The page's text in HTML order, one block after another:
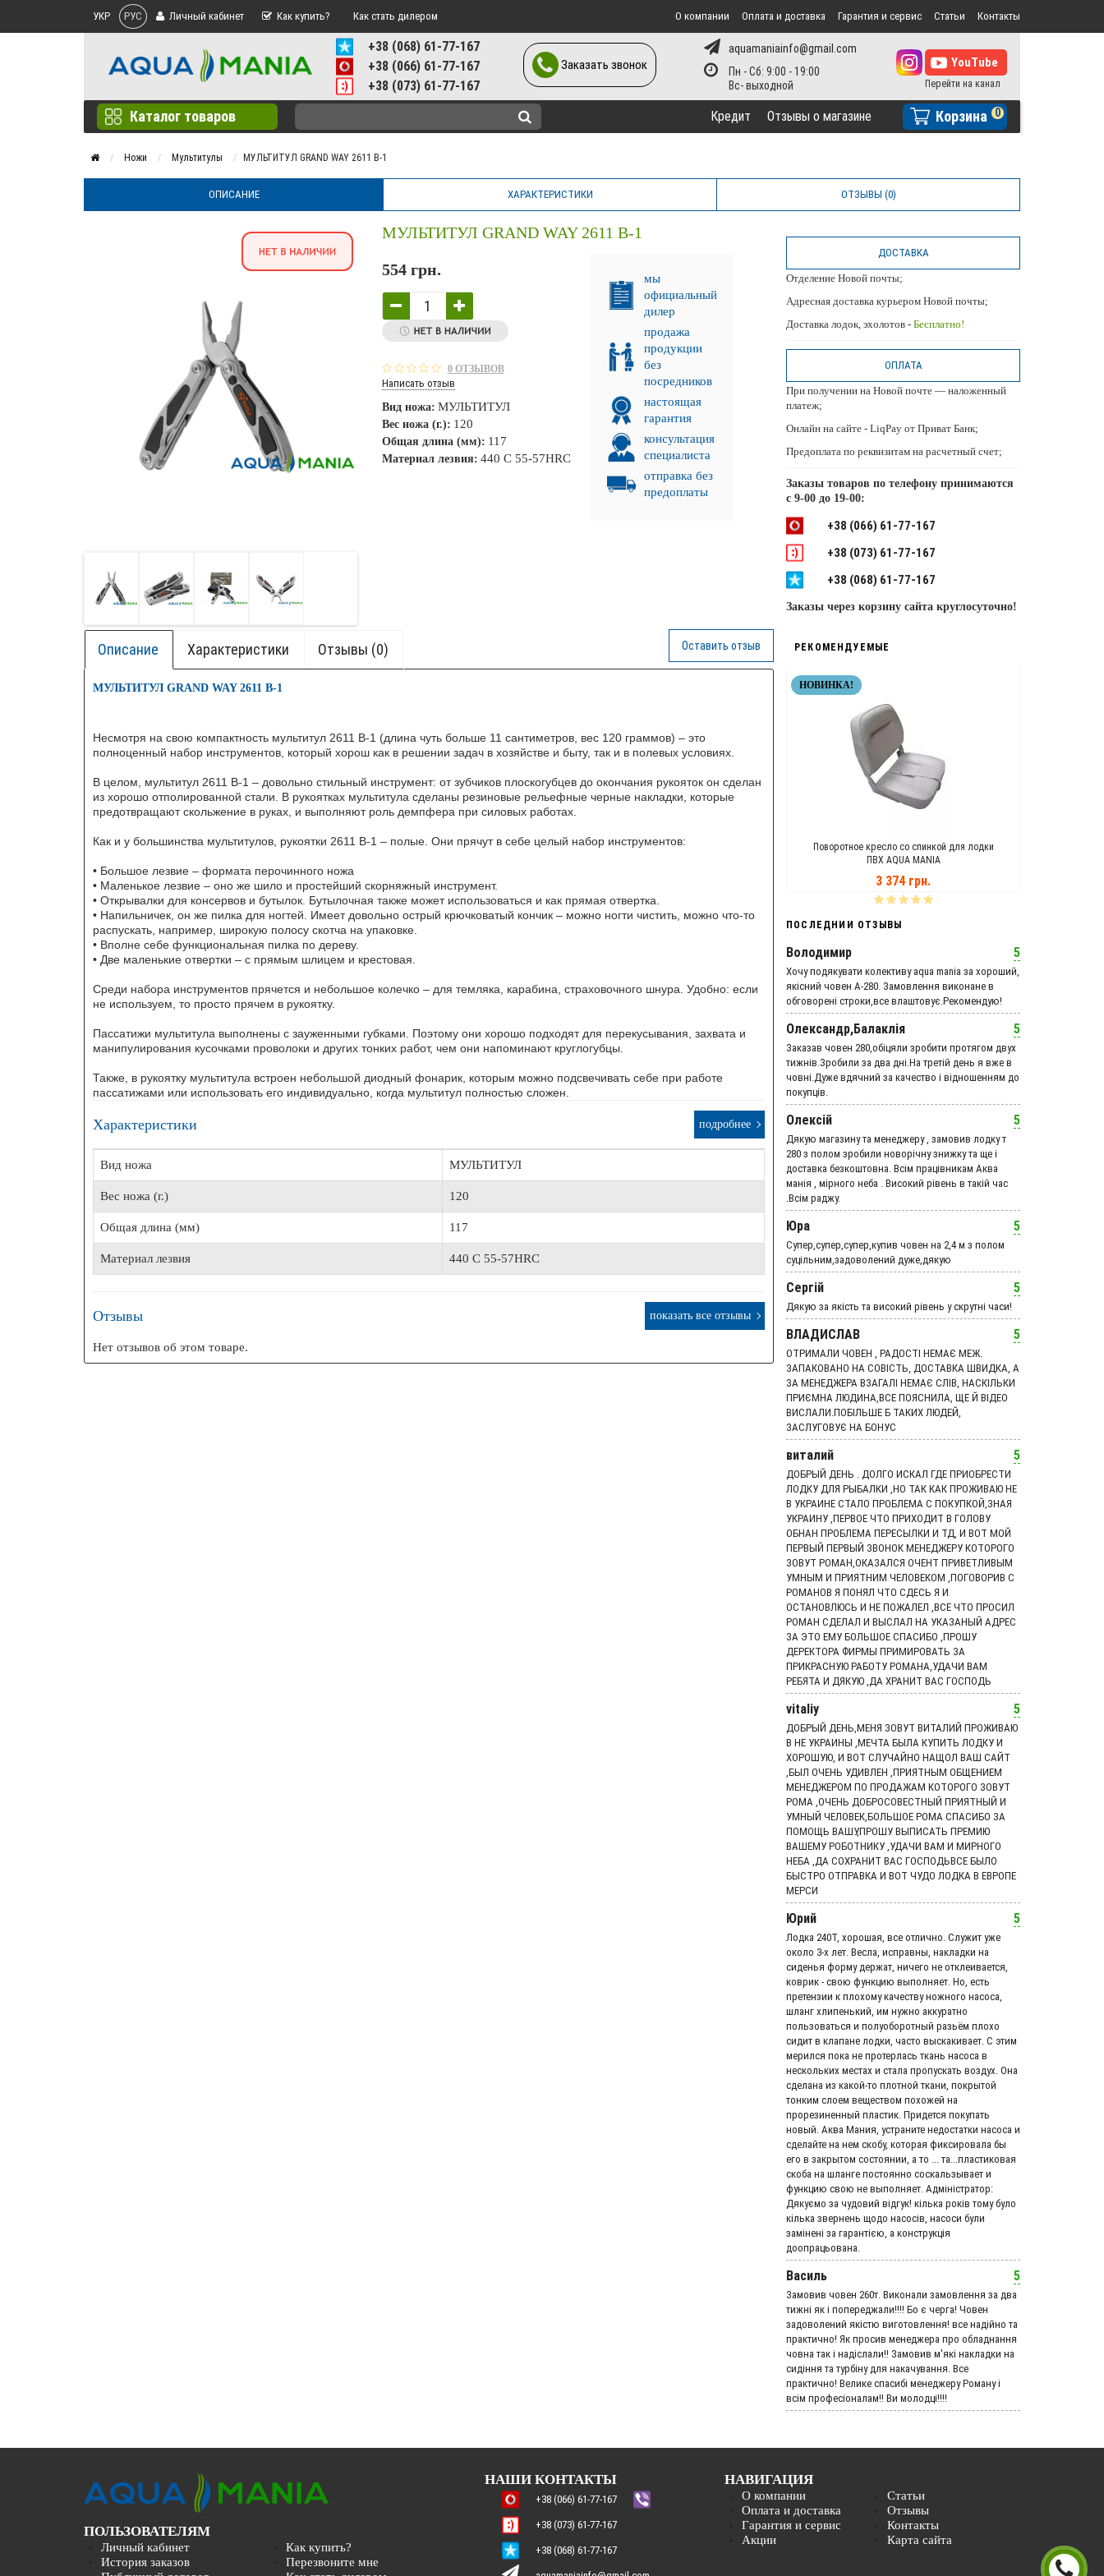
УКР РУС Личный кабинет Как купить? Как стать дилером О компании Оплата и доставка Гарантия и сервис Статьи Контакты
+38 (068) 61-77-167
+38 (066) 61-77-167
+38 (073) 61-77-167
Заказать звонок
aquamaniainfo@gmail.com
Пн - Сб: 9:00 - 19:00
Корзина 0
Кредит Отзывы о магазине
Каталог товаров
Ножи Мультитулы МУЛЬТИТУЛ GRAND WAY 2611 B-1
ОПИСАНИЕ ХАРАКТЕРИСТИКИ ОТЗЫВЫ (0)
МУЛЬТИТУЛ GRAND WAY 2611 B-1
554 грн.
0 ОТЗЫВОВ
Написать отзыв
Вид ножа: МУЛЬТИТУЛ
Вес ножа (г.): 120
Общая длина (мм): 117
Материал лезвия: 440 C 55-57HRC
мы
официальный
дилер
продажа
продукции
без
посредников
настоящая
гарантия
консультация
специалиста
отправка без
предоплаты
Оставить отзыв
Описание Характеристики Отзывы (0)
МУЛЬТИТУЛ GRAND WAY 2611 B-1
Несмотря на свою компактность мультитул 2611 B-1 (длина чуть больше 11 сантиметров, вес 120 граммов) – это
полноценный набор инструментов, который хорош как в решении задач в хозяйстве и быту, так и в полевых условиях.
В целом, мультитул 2611 B-1 – довольно стильный инструмент: от зубчиков плоскогубцев до окончания рукояток он сделан
из хорошо отполированной стали. В рукоятках мультитула сделаны резиновые рельефные черные накладки, которые
предотвращают скольжение в руках, и выполняют роль демпфера при силовых работах.
Как и у большинства мультитулов, рукоятки 2611 B-1 – полые. Они прячут в себе целый набор инструментов:
• Большое лезвие – формата перочинного ножа
• Маленькое лезвие – оно же шило и простейший скорняжный инструмент.
• Открывалки для консервов и бутылок. Бутылочная также может использоваться и как прямая отвертка.
• Напильничек, он же пилка для ногтей. Имеет довольно острый крючковатый кончик – можно ногти чистить, можно что-то
распускать, например, широкую полосу скотча на упаковке.
• Вполне себе функциональная пилка по дереву.
• Две маленькие отвертки – с прямым шлицем и крестовая.
Среди набора инструментов прячется и небольшое колечко – для темляка, карабина, страховочного шнура. Удобно: если
не используем, то просто прячем в рукоятку.
Пассатижи мультитула выполнены с зауженными губками. Поэтому они хорошо подходят для перекусывания, захвата и
манипулирования кусочками проволоки и других тонких работ, чем они напоминают круглогубцы.
Также, в рукоятку мультитула встроен небольшой диодный фонарик, которым можно подсвечивать себе при работе
пассатижами или использовать его индивидуально, когда мультитул полностью сложен.
Характеристики подробнее
Вид ножа МУЛЬТИТУЛ
Вес ножа (г.) 120
Общая длина (мм) 117
Материал лезвия 440 C 55-57HRC
Отзывы показать все отзывы
Нет отзывов об этом товаре.
ДОСТАВКА
Отделение Новой почты;
Адресная доставка курьером Новой почты;
Доставка лодок, эхолотов - Бесплатно!
ОПЛАТА
При получении на Новой почте — наложенный
платеж;
Онлайн на сайте - LiqPay от Приват Банк;
Предоплата по реквизитам на расчетный счет;
Заказы товаров по телефону принимаются
с 9-00 до 19-00:
+38 (066) 61-77-167
+38 (073) 61-77-167
+38 (068) 61-77-167
Заказы через корзину сайта круглосуточно!
РЕКОМЕНДУЕМЫЕ
БЕСПЛАТНАЯ ДОСТАВКА
Эхолот Lowrance Elite FS 9 с датчиком Active
65 520 грн.
Транспортировочный Тент AQUA MANIA
НОВИНКА!
Поворотное кресло со спинкой для лодки
ПВХ AQUA MANIA
3 374 грн.
ПОСЛЕДНИИ ОТЗЫВЫ
Володимир 5
Хочу подякувати колективу aqua mania за хороший,
якісний човен А-280. Замовлення виконане в
обговорені строки,все влаштовує.Рекомендую!
Олександр,Балаклія 5
Заказав човен 280,обіцяли зробити протягом двух
тижнів.Зробили за два дні.На третій день я вже в
човні.Дуже вдячний за качество і відношенням до
покупців.
Олексій 5
Дякую магазину та менеджеру , замовив лодку т
280 з полом зробили новорічну знижку та ще і
доставка безкоштовна. Всім працівникам Аква
манія , мірного неба . Високий рівень в такій час
.Всім раджу.
Юра 5
Супер,супер,супер,купив човен на 2,4 м з полом
суцільним,задоволений дуже,дякую
Сергій 5
Дякую за якість та високий рівень у скрутні часи!
ВЛАДИСЛАВ 5
ОТРИМАЛИ ЧОВЕН , РАДОСТІ НЕМАЄ МЕЖ.
ЗАПАКОВАНО НА СОВІСТЬ, ДОСТАВКА ШВИДКА, А
ЗА МЕНЕДЖЕРА ВЗАГАЛІ НЕМАЄ СЛІВ, НАСКІЛЬКИ
ПРИЄМНА ЛЮДИНА,ВСЕ ПОЯСНИЛА, ЩЕ Й ВІДЕО
ВИСЛАЛИ.ПОБІЛЬШЕ Б ТАКИХ ЛЮДЕЙ,
ЗАСЛУГОВУЄ НА БОНУС
виталий 5
ДОБРЫЙ ДЕНЬ . ДОЛГО ИСКАЛ ГДЕ ПРИОБРЕСТИ
ЛОДКУ ДЛЯ РЫБАЛКИ ,НО ТАК КАК ПРОЖИВАЮ НЕ
В УКРАИНЕ СТАЛО ПРОБЛЕМА С ПОКУПКОЙ,ЗНАЯ
УКРАИНУ ,ПЕРВОЕ ЧТО ПРИХОДИТ В ГОЛОВУ
ОБНАН ПРОБЛЕМА ПЕРЕСЫЛКИ И ТД, И ВОТ МОЙ
ПЕРВЫЙ ПЕРВЫЙ ЗВОНОК МЕНЕДЖЕРУ КОТОРОГО
ЗОВУТ РОМАН,ОКАЗАЛСЯ ОЧЕНТ ПРИВЕТЛИВЫМ
УМНЫМ И ПРИЯТНИМ ЧЕЛОВЕКОМ ,ПОГОВОРИВ С
РОМАНОВ Я ПОНЯЛ ЧТО СДЕСЬ Я И
ОСТАНОВЛЮСЬ И НЕ ПОЖАЛЕЛ ,ВСЕ ЧТО ПРОСИЛ
РОМАН СДЕЛАЛ И ВЫСЛАЛ НА УКАЗАНЫЙ АДРЕС
ЗА ЭТО ЕМУ БОЛЬШОЕ СПАСИБО ,ПРОШУ
ДЕРЕКТОРА ФИРМЫ ПРИМИРОВАТЬ ЗА
ПРИКРАСНУЮ РАБОТУ РОМАНА,УДАЧИ ВАМ
РЕБЯТА И ДЯКУЮ ,ДА ХРАНИТ ВАС ГОСПОДЬ
vitaliy 5
ДОБРЫЙ ДЕНЬ,МЕНЯ ЗОВУТ ВИТАЛИЙ ПРОЖИВАЮ
В НЕ УКРАИНЫ ,МЕЧТА БЫЛА КУПИТЬ ЛОДКУ И
ХОРОШУЮ, И ВОТ СЛУЧАЙНО НАЩОЛ ВАШ САЙТ
,БЫЛ ОЧЕНЬ УДИВЛЕН ,ПРИЯТНЫМ ОБЩЕНИЕМ
МЕНЕДЖЕРОМ ПО ПРОДАЖАМ КОТОРОГО ЗОВУТ
РОМА ,ОЧЕНЬ ДОБРОСОВЕСТНЫЙ ПРИЯТНЫЙ И
УМНЫЙ ЧЕЛОВЕК,БОЛЬШОЕ РОМА СПАСИБО ЗА
ПОМОЩЬ ВАШУ,ПРОШУ ВЫПИСАТЬ ПРЕМИЮ
ВАШЕМУ РОБОТНИКУ ,УДАЧИ ВАМ И МИРНОГО
НЕБА ,ДА СОХРАНИТ ВАС ГОСПОДЬВСЕ БЫЛО
БЫСТРО ОТПРАВКА И ВОТ ЧУДО ЛОДКА В ЕВРОПЕ
МЕРСИ
Юрий 5
Лодка 240Т, хорошая, все отлично. Служит уже
около 3-х лет. Весла, исправны, накладки на
сиденья форму держат, ничего не отклеивается,
коврик - свою функцию выполняет. Но, есть
претензии к плохому качеству ножного насоса,
шланг хлипенький, им нужно аккуратно
пользоваться и полуоборотный разьём плохо
сидит в клапане лодки, часто выскакивает. С этим
мерился пока не протерлась ткань насоса в
нескольких местах и стала пропускать воздух. Она
сделана из какой-то плотной ткани, покрытой
тонким слоем веществом похожей на
прорезиненный пластик. Придется покупать
новый. Аква Мания, устраните недостатки насоса и
сделайте на нем скобу, которая фиксировала бы
его в закрытом состоянии, а то ... та...пластиковая
скоба на шланге постоянно соскальзывает и
функцию свою не выполняет. Адмiнiстратор:
Дякуємо за чудовий вiдгук! кілька років тому було
кілька звернень щодо насосів, насоси були
замінені за гарантією, а конструкція
доопрацьована.
Василь 5
Замовив човен 260т. Виконали замовлення за два
тижні як і попереджали!!!! Бо є черга! Човен
задоволений якістю виготовлення! все надійно та
практично! Як просив менеджера про обладнання
човна так і надіслали!! Замовив м'які накладки на
сидіння та турбіну для накачування. Все
практично! Велике спасибі менеджеру Роману і
всім професіоналам!! Ви молодці!!!!
ПОЛЬЗОВАТЕЛЯМ
Личный кабинет
История заказов
Как купить?
Перезвоните мне
НАШИ КОНТАКТЫ
+38 (066) 61-77-167
+38 (073) 61-77-167
+38 (068) 61-77-167
НАВИГАЦИЯ
О компании
Оплата и доставка
Гарантия и сервис
Акции
Статьи
Отзывы
Контакты
Карта сайта